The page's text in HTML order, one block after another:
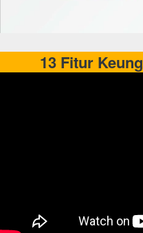
13 Fitur